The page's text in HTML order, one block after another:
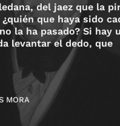
del jaez que la
que haya sido
la ha pasado? Si hay
levantar el dedo, que
MORA